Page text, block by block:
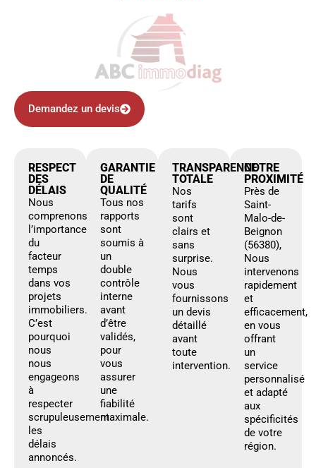
Demandez un devis
RESPECT
DES
DÉLAIS
Nous
comprenons
l’importance
du
facteur
temps
dans vos
projets
immobiliers.
C’est
pourquoi
nous
nous
engageons
à
respecter
scrupuleusement
les
délais
annoncés.
GARANTIE
DE
QUALITÉ
Tous nos
rapports
sont
soumis à
un
double
contrôle
interne
avant
d’être
validés,
pour
vous
assurer
une
fiabilité
maximale.
TRANSPARENCE
TOTALE
Nos
tarifs
sont
clairs et
sans
surprise.
Nous
vous
fournissons
un devis
détaillé
avant
toute
intervention.
NOTRE
PROXIMITÉ
Près de
Saint-
Malo-de-
Beignon
(56380),
Nous
intervenons
rapidement
et
efficacement,
en vous
offrant
un
service
personnalisé
et adapté
aux
spécificités
de votre
région.